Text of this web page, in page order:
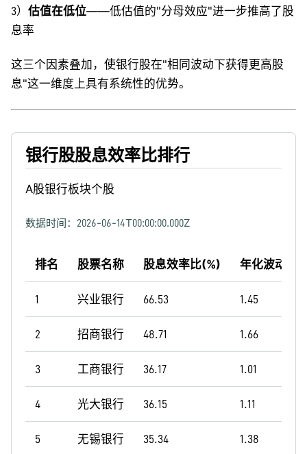
3） 估值在低位——低估值的"分母效应"进一步推高了股
息率
这三个因素叠加，使银行股在"相同波动下获得更高股
息"这一维度上具有系统性的优势。
银行股股息效率比排行
A股银行板块个股
数据时间： 2026-06-14T00:00:00.000Z
排名 股票名称 股息效率比(%) 年化波动率
1 兴业银行 66.53 1.45
2 招商银行 48.71 1.66
3 工商银行 36.17 1.01
4 光大银行 36.15 1.11
5 无锡银行 35.34 1.38